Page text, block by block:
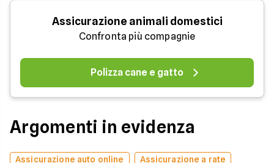
Assicurazione animali domestici
Confronta più compagnie
Polizza cane e gatto
Argomenti in evidenza
Assicurazione auto online
Assicurazione a rate